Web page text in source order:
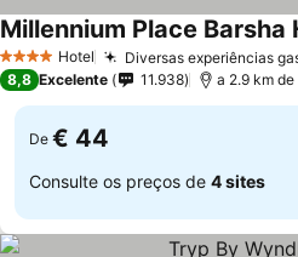
4 EstrelasHotel Diversas experiências
Millennium Place Barsha
8,8 Excelente 11.938 a 2.9 km
De € 44
Consulte os preços de 4 sites